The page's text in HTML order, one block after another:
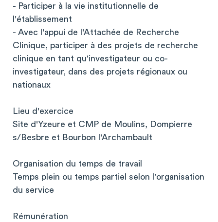
- Participer à la vie institutionnelle de
l'établissement
- Avec l'appui de l'Attachée de Recherche
Clinique, participer à des projets de recherche
clinique en tant qu'investigateur ou co-
investigateur, dans des projets régionaux ou
nationaux
Lieu d'exercice
Site d'Yzeure et CMP de Moulins, Dompierre
s/Besbre et Bourbon l'Archambault
Organisation du temps de travail
Temps plein ou temps partiel selon l'organisation
du service
Rémunération